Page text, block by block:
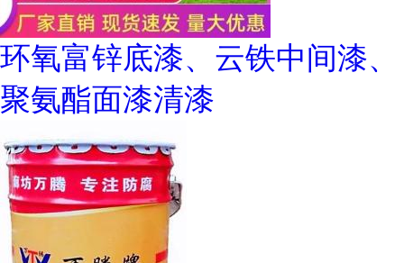
环氧富锌底漆、云铁中间漆、
聚氨酯面漆清漆